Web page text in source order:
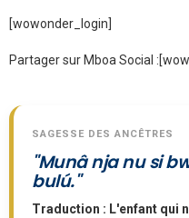
[wowonder_login]
Partager sur Mboa Social :
SAGESSE DES ANCÊTRES
"Munâ nja nu si
bulú."
Traduction : L'enfant qui